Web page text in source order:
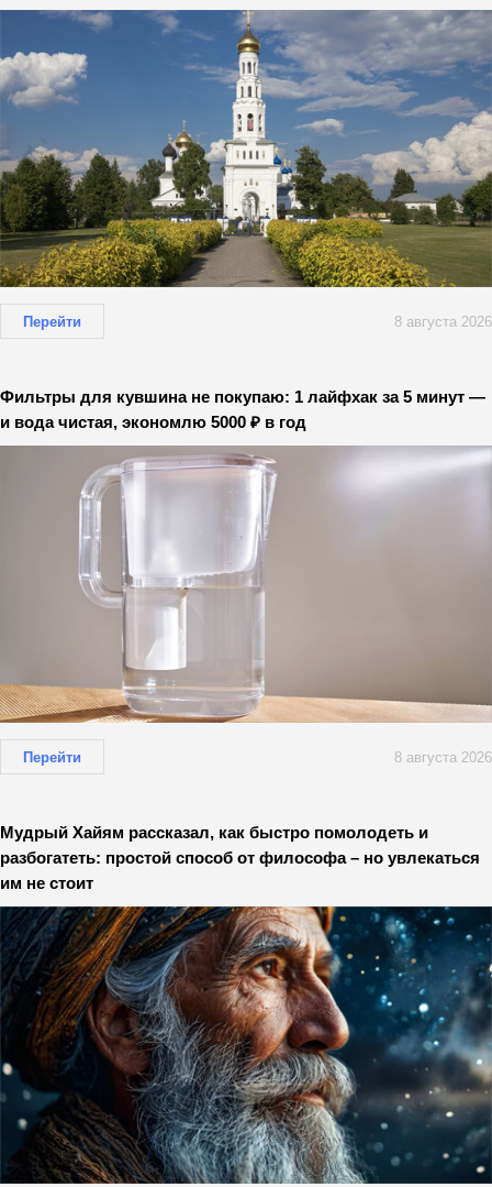
Перейти 8 августа 2026
Фильтры для кувшина не покупаю: 1 лайфхак за 5 минут —
и вода чистая, экономлю 5000 ₽ в год
Перейти 8 августа 2026
Мудрый Хайям рассказал, как быстро помолодеть и
разбогатеть: простой способ от философа – но увлекаться
им не стоит